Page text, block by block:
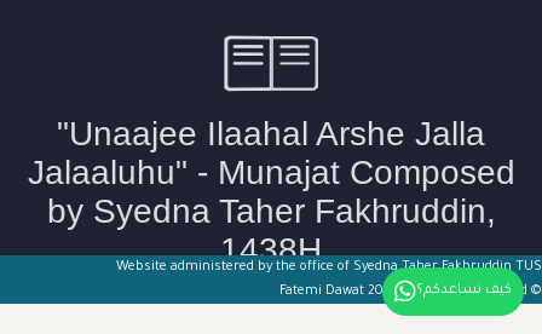
Website administered by the office of Syedna Taher Fakhruddin TUS
© Fatemi Dawat 2026. All Rights Reserved
كيف نساعدكم؟